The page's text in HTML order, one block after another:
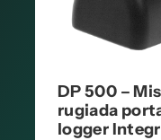
DP 500 –
rugiada
logger